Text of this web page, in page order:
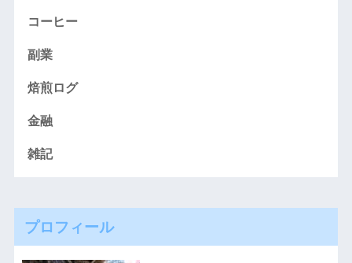
コーヒー
副業
焙煎ログ
金融
雑記
プロフィール